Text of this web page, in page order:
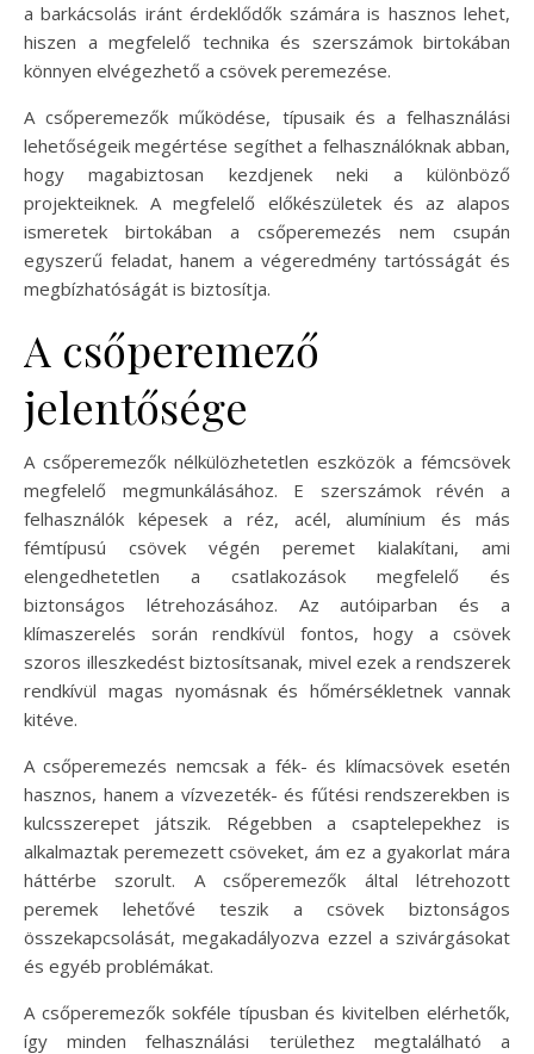
a barkácsolás iránt érdeklődők számára is hasznos lehet,
hiszen a megfelelő technika és szerszámok birtokában
könnyen elvégezhető a csövek peremezése.
A csőperemezők működése, típusaik és a felhasználási
lehetőségeik megértése segíthet a felhasználóknak abban,
hogy magabiztosan kezdjenek neki a különböző
projekteiknek. A megfelelő előkészületek és az alapos
ismeretek birtokában a csőperemezés nem csupán
egyszerű feladat, hanem a végeredmény tartósságát és
megbízhatóságát is biztosítja.
A csőperemező
jelentősége
A csőperemezők nélkülözhetetlen eszközök a fémcsövek
megfelelő megmunkálásához. E szerszámok révén a
felhasználók képesek a réz, acél, alumínium és más
fémtípusú csövek végén peremet kialakítani, ami
elengedhetetlen a csatlakozások megfelelő és
biztonságos létrehozásához. Az autóiparban és a
klímaszerelés során rendkívül fontos, hogy a csövek
szoros illeszkedést biztosítsanak, mivel ezek a rendszerek
rendkívül magas nyomásnak és hőmérsékletnek vannak
kitéve.
A csőperemezés nemcsak a fék- és klímacsövek esetén
hasznos, hanem a vízvezeték- és fűtési rendszerekben is
kulcsszerepet játszik. Régebben a csaptelepekhez is
alkalmaztak peremezett csöveket, ám ez a gyakorlat mára
háttérbe szorult. A csőperemezők által létrehozott
peremek lehetővé teszik a csövek biztonságos
összekapcsolását, megakadályozva ezzel a szivárgásokat
és egyéb problémákat.
A csőperemezők sokféle típusban és kivitelben elérhetők,
így minden felhasználási területhez megtalálható a